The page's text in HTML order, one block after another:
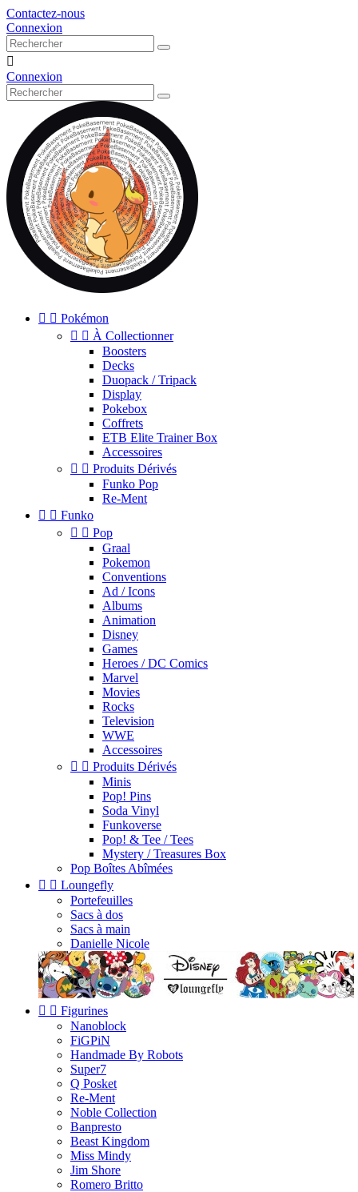
Contactez-nous
Connexion

Connexion
  Pokémon
  À Collectionner
Boosters
Decks
Duopack / Tripack
Display
Pokebox
Coffrets
ETB Elite Trainer Box
Accessoires
  Produits Dérivés
Funko Pop
Re-Ment
  Funko
  Pop
Graal
Pokemon
Conventions
Ad / Icons
Albums
Animation
Disney
Games
Heroes / DC Comics
Marvel
Movies
Rocks
Television
WWE
Accessoires
  Produits Dérivés
Minis
Pop! Pins
Soda Vinyl
Funkoverse
Pop! & Tee / Tees
Mystery / Treasures Box
Pop Boîtes Abîmées
  Loungefly
Portefeuilles
Sacs à dos
Sacs à main
Danielle Nicole
  Figurines
Nanoblock
FiGPiN
Handmade By Robots
Super7
Q Posket
Re-Ment
Noble Collection
Banpresto
Beast Kingdom
Miss Mindy
Jim Shore
Romero Britto